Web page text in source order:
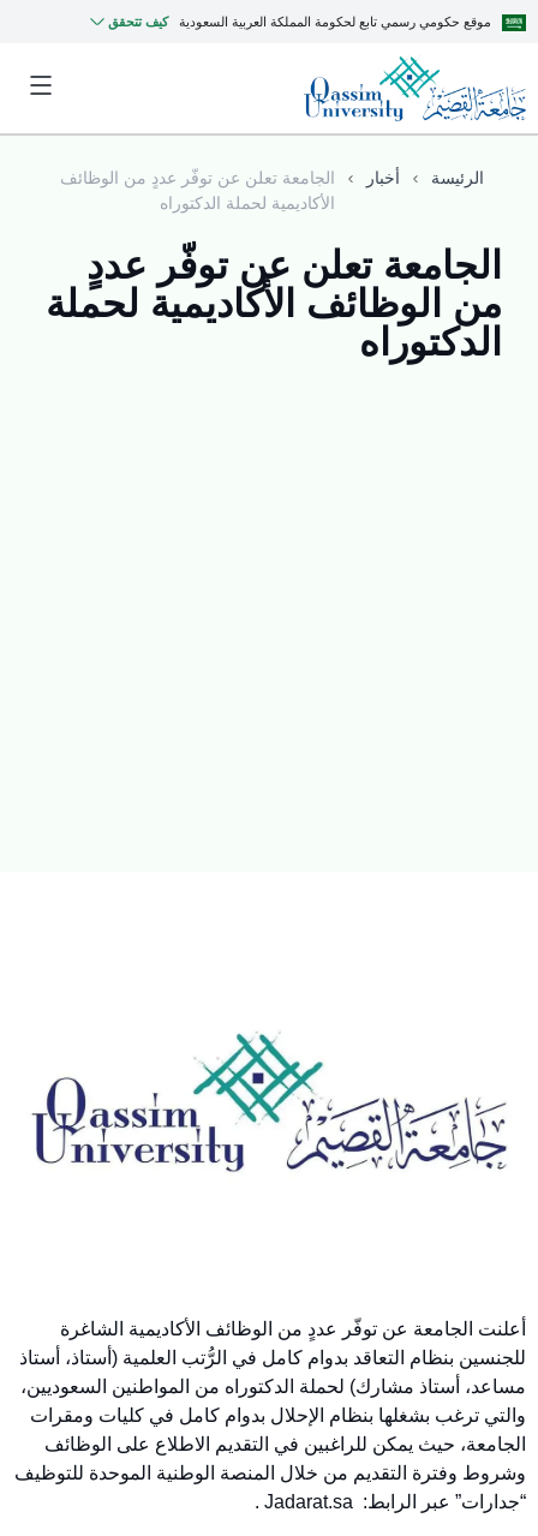
موقع حكومي رسمي تابع لحكومة المملكة العربية السعودية كيف تتحقق
الرئيسة أخبار
الجامعة تعلن عن توفّر عددٍ من الوظائف
الأكاديمية لحملة الدكتوراه
الجامعة تعلن عن توفّر عددٍ
من الوظائف الأكاديمية لحملة
الدكتوراه
أعلنت الجامعة عن توفّر عددٍ من الوظائف الأكاديمية الشاغرة
للجنسين بنظام التعاقد بدوام كامل في الرُّتب العلمية (أستاذ، أستاذ
مساعد، أستاذ مشارك) لحملة الدكتوراه من المواطنين السعوديين،
والتي ترغب بشغلها بنظام الإحلال بدوام كامل في كليات ومقرات
الجامعة، حيث يمكن للراغبين في التقديم الاطلاع على الوظائف
وشروط وفترة التقديم من خلال المنصة الوطنية الموحدة للتوظيف
“جدارات” عبر الرابط: Jadarat.sa .